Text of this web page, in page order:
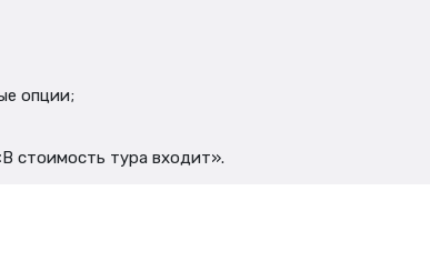
опции;
стоимость тура входит».